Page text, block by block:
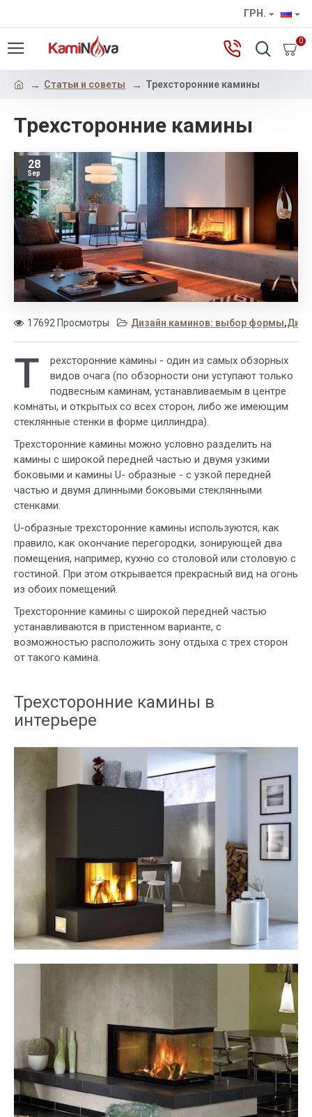
ГРН.
0
Статьи и советы Трехсторонние камины
Трехсторонние камины
28
Sep
17692 Просмотры Дизайн каминов: выбор формы,
Т
рехсторонние камины - один из самых обзорных
видов очага (по обзорности они уступают только
подвесным каминам, устанавливаемым в центре
комнаты, и открытых со всех сторон, либо же имеющим
стеклянные стенки в форме циллиндра).
Трехсторонние камины можно условно разделить на
камины с широкой передней частью и двумя узкими
боковыми и камины U- образные - с узкой передней
частью и двумя длинными боковыми стеклянными
стенками.
U-образные трехсторонние камины используются, как
правило, как окончание перегородки, зонирующей два
помещения, например, кухню со столовой или столовую с
гостиной. При этом открывается прекрасный вид на огонь
из обоих помещений.
Трехсторонние камины с широкой передней частью
устанавливаются в пристенном варианте, с
возможностью расположить зону отдыха с трех сторон
от такого камина.
Трехсторонние камины в
интерьере